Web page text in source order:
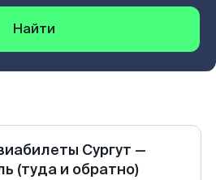
Найти
Сургут —
(туда и обратно)